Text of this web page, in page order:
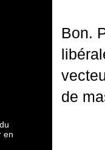
Bon.
de
en